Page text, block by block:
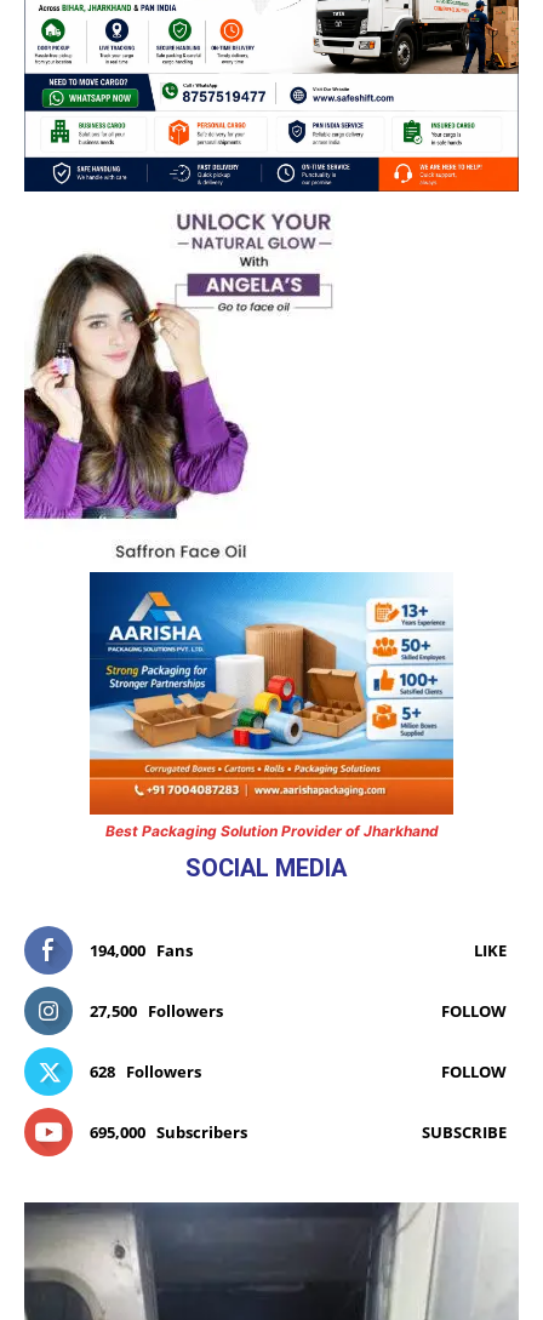
Best Packaging Solution Provider of Jharkhand
SOCIAL MEDIA
194,000 Fans LIKE
27,500 Followers FOLLOW
628 Followers FOLLOW
695,000 Subscribers SUBSCRIBE